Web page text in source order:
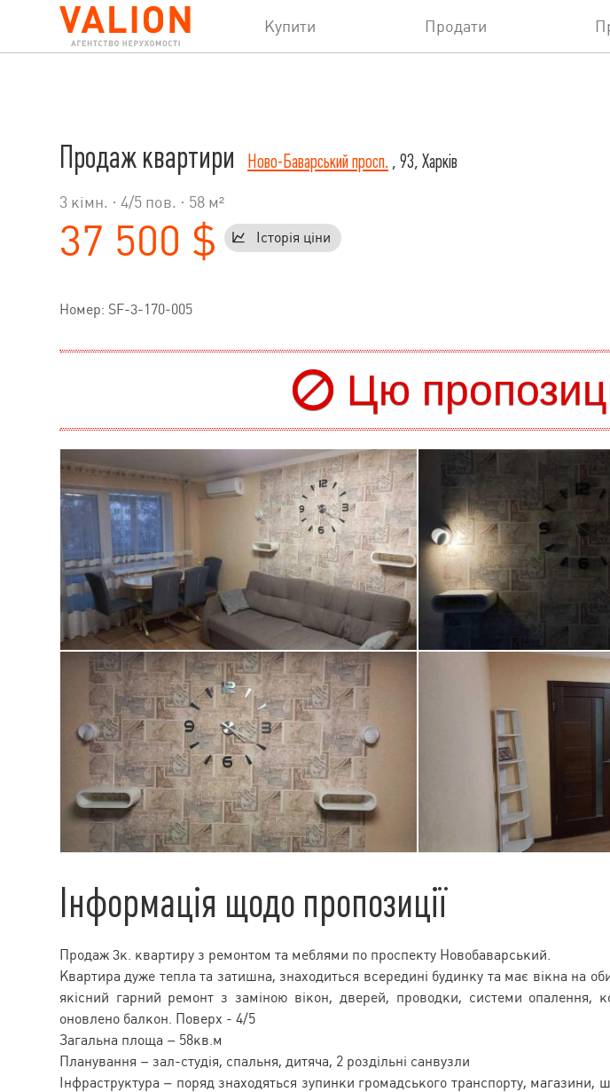
Купити Продати
Продаж квартири Ново-Баварський просп. , 93, Харків
3 кімн. · 4/5 пов. · 58 м²
37 500 $ Історія ціни
Номер: SF-3-170-005
Цю
Інформація щодо пропозиції
Продаж 3к. квартиру з ремонтом та меблями по проспекту Новобаварський.
Квартира дуже тепла та затишна, знаходиться всередині будинку та має вікна на
якісний гарний ремонт з заміною вікон, дверей, проводки, системи опалення,
оновлено балкон. Поверх - 4/5
Загальна площа – 58кв.м
Планування – зал-студія, спальня, дитяча, 2 роздільні санвузли
Інфраструктура – поряд знаходяться зупинки громадського транспорту, магазини,